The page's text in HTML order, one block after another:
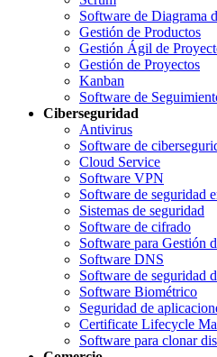
Software de Diagrama
Gestión de Productos
Gestión Ágil de
Gestión de Proyectos
Kanban
Software de
Ciberseguridad
Antivirus
Software de
Cloud Service
Software VPN
Software de seguridad
Sistemas de seguridad
Software de cifrado
Software para Gestión
Software DNS
Software de seguridad
Software Biométrico
Seguridad de
Certificate Lifecycle
Software para clonar